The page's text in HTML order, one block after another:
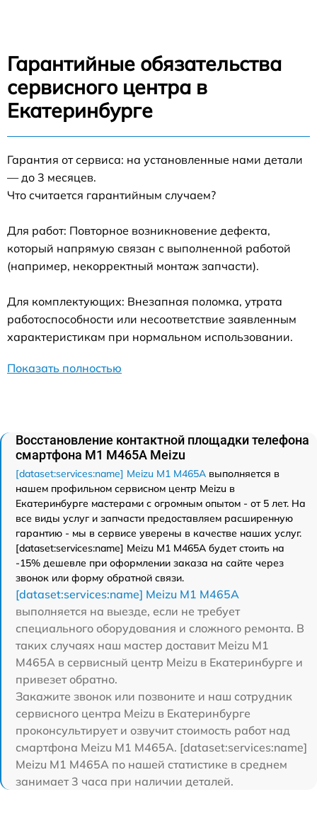
Гарантийные обязательства
сервисного центра в
Екатеринбурге
Гарантия от сервиса: на установленные нами детали
— до 3 месяцев.
Что считается гарантийным случаем?
Для работ: Повторное возникновение дефекта,
который напрямую связан с выполненной работой
(например, некорректный монтаж запчасти).
Для комплектующих: Внезапная поломка, утрата
работоспособности или несоответствие заявленным
характеристикам при нормальном использовании.
Показать полностью
Восстановление контактной площадки телефона
смартфона M1 M465A Meizu
[dataset:services:name] Meizu M1 M465A выполняется в
нашем профильном сервисном центр Meizu в
Екатеринбурге мастерами с огромным опытом - от 5 лет. На
все виды услуг и запчасти предоставляем расширенную
гарантию - мы в сервисе уверены в качестве наших услуг.
[dataset:services:name] Meizu M1 M465A будет стоить на
-15% дешевле при оформлении заказа на сайте через
звонок или форму обратной связи.
[dataset:services:name] Meizu M1 M465A
выполняется на выезде, если не требует
специального оборудования и сложного ремонта. В
таких случаях наш мастер доставит Meizu M1
M465A в сервисный центр Meizu в Екатеринбурге и
привезет обратно.
Закажите звонок или позвоните и наш сотрудник
сервисного центра Meizu в Екатеринбурге
проконсультирует и озвучит стоимость работ над
смартфона Meizu M1 M465A. [dataset:services:name]
Meizu M1 M465A по нашей статистике в среднем
занимает 3 часа при наличии деталей.